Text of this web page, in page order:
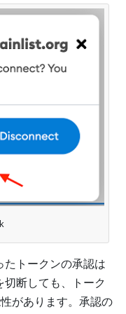
たトークンの承認は
断しても、トーク
があります。承認の